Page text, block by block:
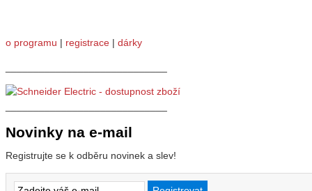
o programu | registrace | dárky
Novinky na e-mail
Registrujte se k odběru novinek a slev!